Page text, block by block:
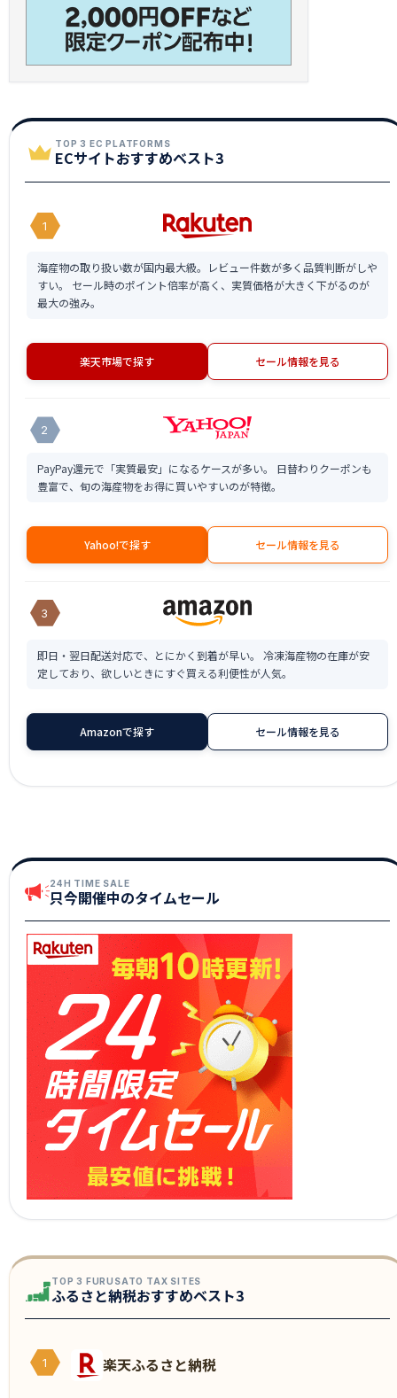
TOP 3 EC PLATFORMS
ECサイトおすすめベスト3
1
海産物の取り扱い数が国内最大級。レビュー件数が多く品質判断がしや
すい。 セール時のポイント倍率が高く、実質価格が大きく下がるのが
最大の強み。
楽天市場で探す セール情報を見る
2
PayPay還元で「実質最安」になるケースが多い。 日替わりクーポンも
豊富で、旬の海産物をお得に買いやすいのが特徴。
Yahoo!で探す セール情報を見る
3
即日・翌日配送対応で、とにかく到着が早い。 冷凍海産物の在庫が安
定しており、欲しいときにすぐ買える利便性が人気。
Amazonで探す セール情報を見る
24H TIME SALE
只今開催中のタイムセール
TOP 3 FURUSATO TAX SITES
ふるさと納税おすすめベスト3
1 楽天ふるさと納税